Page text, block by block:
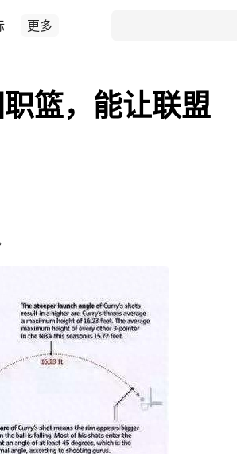
更多
篮，能让联盟